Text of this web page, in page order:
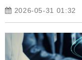
2026-05-31 01:32